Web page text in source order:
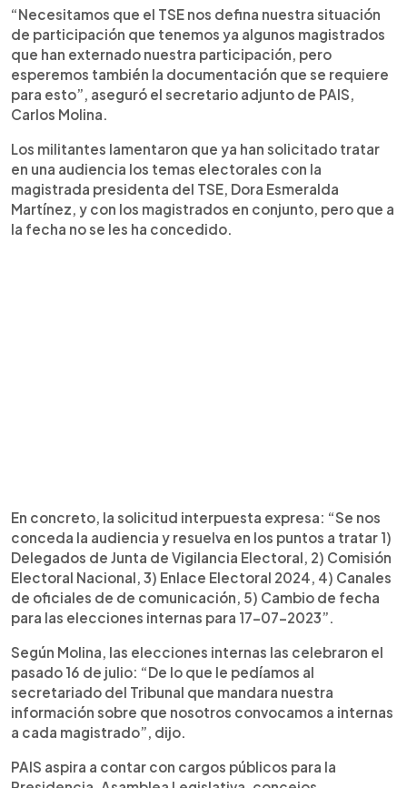
“Necesitamos que el TSE nos defina nuestra situación
de participación que tenemos ya algunos magistrados
que han externado nuestra participación, pero
esperemos también la documentación que se requiere
para esto”, aseguró el secretario adjunto de PAIS,
Carlos Molina.
Los militantes lamentaron que ya han solicitado tratar
en una audiencia los temas electorales con la
magistrada presidenta del TSE, Dora Esmeralda
Martínez, y con los magistrados en conjunto, pero que a
la fecha no se les ha concedido.
En concreto, la solicitud interpuesta expresa: “Se nos
conceda la audiencia y resuelva en los puntos a tratar 1)
Delegados de Junta de Vigilancia Electoral, 2) Comisión
Electoral Nacional, 3) Enlace Electoral 2024, 4) Canales
de oficiales de de comunicación, 5) Cambio de fecha
para las elecciones internas para 17-07-2023”.
Según Molina, las elecciones internas las celebraron el
pasado 16 de julio: “De lo que le pedíamos al
secretariado del Tribunal que mandara nuestra
información sobre que nosotros convocamos a internas
a cada magistrado”, dijo.
PAIS aspira a contar con cargos públicos para la